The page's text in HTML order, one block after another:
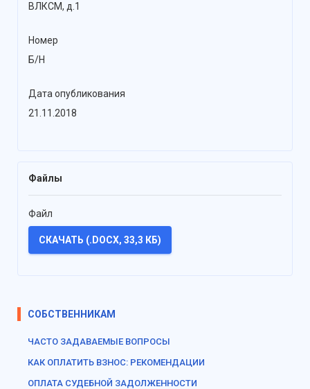
ВЛКСМ, д.1
Номер
Б/Н
Дата опубликования
21.11.2018
Файлы
Файл
СКАЧАТЬ (.DOCX, 33,3 КБ)
СОБСТВЕННИКАМ
ЧАСТО ЗАДАВАЕМЫЕ ВОПРОСЫ
КАК ОПЛАТИТЬ ВЗНОС: РЕКОМЕНДАЦИИ
ОПЛАТА СУДЕБНОЙ ЗАДОЛЖЕННОСТИ